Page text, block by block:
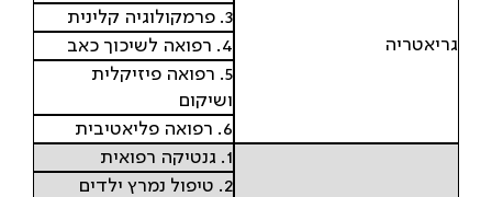
גריאטריה
3. פרמקולוגיה קלינית
4. רפואה לשיכוך כאב
5. רפואה פיזיקלית
ושיקום
6. רפואה פליאטיבית
1. גנטיקה רפואית
2. טיפול נמרץ ילדים